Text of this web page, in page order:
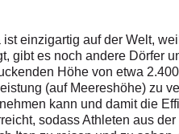
einzigartig auf der Welt,
gibt es noch andere Dörfer
Höhe von etwa
(auf Meereshöhe) zu
kann und damit die
sodass Athleten aus